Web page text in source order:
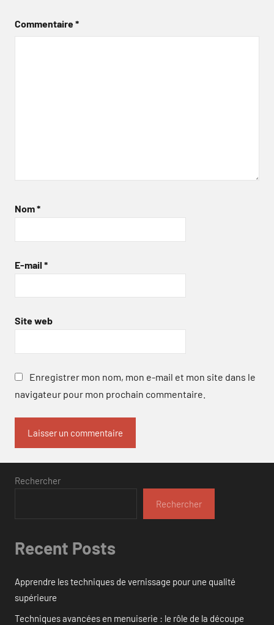
Commentaire*
Nom*
E-mail *
Site web
Enregistrer mon nom, mon e-mail et mon site dans le
navigateur pour mon prochain commentaire.
Rechercher
Rechercher
Recent Posts
Apprendre les techniques de vernissage pour une qualité
supérieure
Techniques avancées en menuiserie : le rôle de la découpe